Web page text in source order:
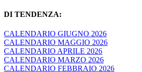
DI TENDENZA:
CALENDARIO GIUGNO 2026
CALENDARIO MAGGIO 2026
CALENDARIO APRILE 2026
CALENDARIO MARZO 2026
CALENDARIO FEBBRAIO 2026